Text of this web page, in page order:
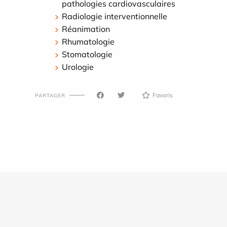
pathologies cardiovasculaires
Radiologie interventionnelle
Réanimation
Rhumatologie
Stomatologie
Urologie
PARTAGER Favoris